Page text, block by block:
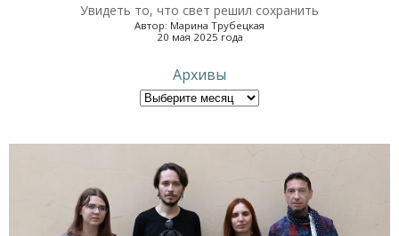
Увидеть то, что свет решил сохранить
Автор: Марина Трубецкая
20 мая 2025 года
Архивы